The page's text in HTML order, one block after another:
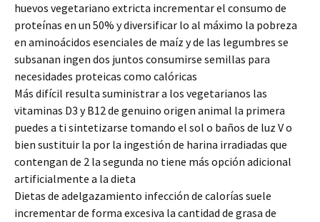
huevos vegetariano extricta incrementar el consumo de
proteínas en un 50% y diversificar lo al máximo la pobreza
en aminoácidos esenciales de maíz y de las legumbres se
subsanan ingen dos juntos consumirse semillas para
necesidades proteicas como calóricas
Más difícil resulta suministrar a los vegetarianos las
vitaminas D3 y B12 de genuino origen animal la primera
puedes a ti sintetizarse tomando el sol o baños de luz V o
bien sustituir la por la ingestión de harina irradiadas que
contengan de 2 la segunda no tiene más opción adicional
artificialmente a la dieta
Dietas de adelgazamiento infección de calorías suele
incrementar de forma excesiva la cantidad de grasa de